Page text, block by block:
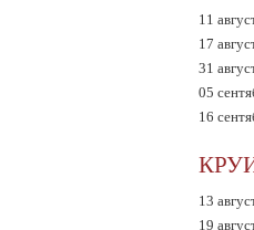
11
17
31
05
16
13
19